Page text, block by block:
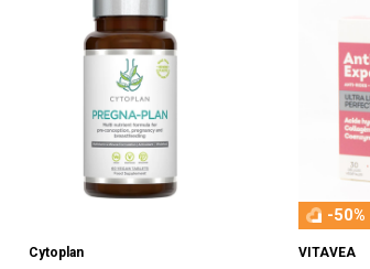
Cytoplan
-50%
VITAVEA